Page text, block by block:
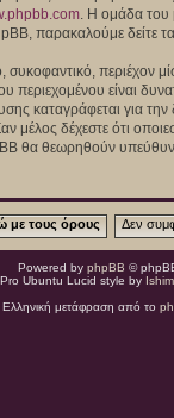
. Η ομάδα του
παρακαλούμε δείτε
περιέχον
περιεχομένου
καταγράφεται για
μέλος δέχεστε ότι
θεωρηθούν
Powered by phpBB ©
Pro Ubuntu Lucid style by
Ελληνική μετάφραση από το